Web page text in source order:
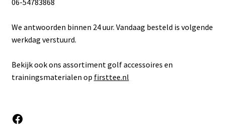
06-54783868
We antwoorden binnen 24 uur. Vandaag besteld is volgende
werkdag verstuurd.
Bekijk ook ons assortiment golf accessoires en
trainingsmaterialen op firsttee.nl
Facebook